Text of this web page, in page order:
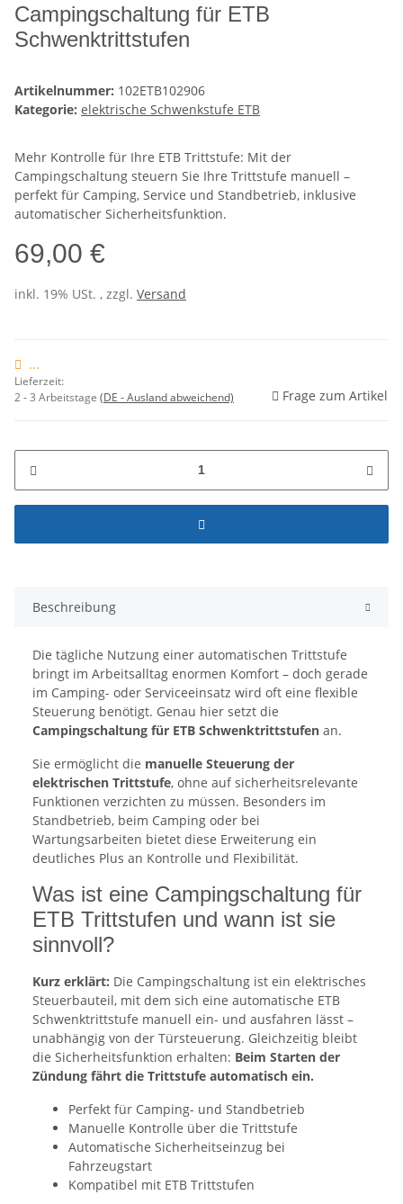
Campingschaltung für ETB
Schwenktrittstufen
Artikelnummer: 102ETB102906
Kategorie: elektrische Schwenkstufe ETB
Mehr Kontrolle für Ihre ETB Trittstufe: Mit der
Campingschaltung steuern Sie Ihre Trittstufe manuell –
perfekt für Camping, Service und Standbetrieb, inklusive
automatischer Sicherheitsfunktion.
69,00 €
inkl. 19% USt. , zzgl. Versand
...
Lieferzeit:
2 - 3 Arbeitstage (DE - Ausland abweichend) Frage zum Artikel
Beschreibung
Die tägliche Nutzung einer automatischen Trittstufe
bringt im Arbeitsalltag enormen Komfort – doch gerade
im Camping- oder Serviceeinsatz wird oft eine flexible
Steuerung benötigt. Genau hier setzt die
Campingschaltung für ETB Schwenktrittstufen an.
Sie ermöglicht die manuelle Steuerung der
elektrischen Trittstufe, ohne auf sicherheitsrelevante
Funktionen verzichten zu müssen. Besonders im
Standbetrieb, beim Camping oder bei
Wartungsarbeiten bietet diese Erweiterung ein
deutliches Plus an Kontrolle und Flexibilität.
Was ist eine Campingschaltung für
ETB Trittstufen und wann ist sie
sinnvoll?
Kurz erklärt: Die Campingschaltung ist ein elektrisches
Steuerbauteil, mit dem sich eine automatische ETB
Schwenktrittstufe manuell ein- und ausfahren lässt –
unabhängig von der Türsteuerung. Gleichzeitig bleibt
die Sicherheitsfunktion erhalten: Beim Starten der
Zündung fährt die Trittstufe automatisch ein.
Perfekt für Camping- und Standbetrieb
Manuelle Kontrolle über die Trittstufe
Automatische Sicherheitseinzug bei
Fahrzeugstart
Kompatibel mit ETB Trittstufen